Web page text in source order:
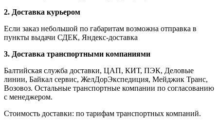
2. Доставка курьером
Если заказ небольшой по габаритам возможна отправка в
пункты выдачи СДЕК, Яндекс-доставка
3. Доставка транспортными компаниями
Балтийская служба доставки, ЦАП, КИТ, ПЭК, Деловые
линии, Байкал сервис, ЖелДорЭкспедиция, Мейджик Транс,
Возовоз. Остальные транспортные компании по согласованию
с менеджером.
Стоимость доставки: по тарифам транспортных компаний.